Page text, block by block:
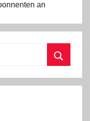
an